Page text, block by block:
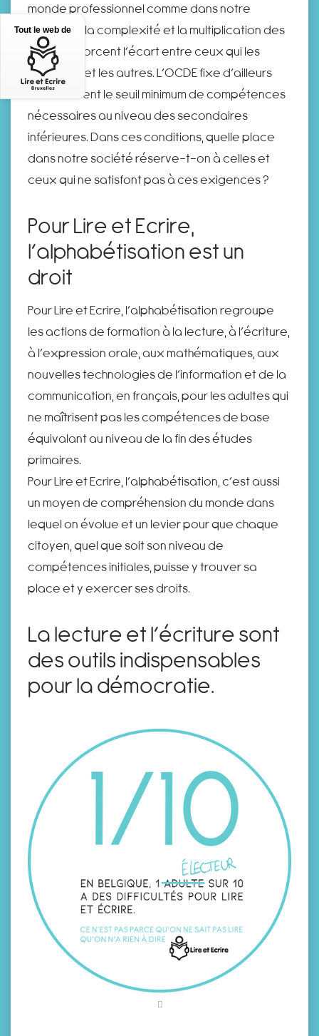
monde professionnel comme dans notre
quotidien, la complexité et la multiplication des
écrits renforcent l’écart entre ceux qui les
maîtrisent et les autres. L’OCDE fixe d’ailleurs
actuellement le seuil minimum de compétences
nécessaires au niveau des secondaires
inférieures. Dans ces conditions, quelle place
dans notre société réserve-t-on à celles et
ceux qui ne satisfont pas à ces exigences ?
Pour Lire et Ecrire,
l’alphabétisation est un
droit
Pour Lire et Ecrire, l’alphabétisation regroupe
les actions de formation à la lecture, à l’écriture,
à l’expression orale, aux mathématiques, aux
nouvelles technologies de l’information et de la
communication, en français, pour les adultes qui
ne maîtrisent pas les compétences de base
équivalant au niveau de la fin des études
primaires.
Pour Lire et Ecrire, l’alphabétisation, c’est aussi
un moyen de compréhension du monde dans
lequel on évolue et un levier pour que chaque
citoyen, quel que soit son niveau de
compétences initiales, puisse y trouver sa
place et y exercer ses droits.
La lecture et l’écriture sont
des outils indispensables
pour la démocratie.
Tout le web de